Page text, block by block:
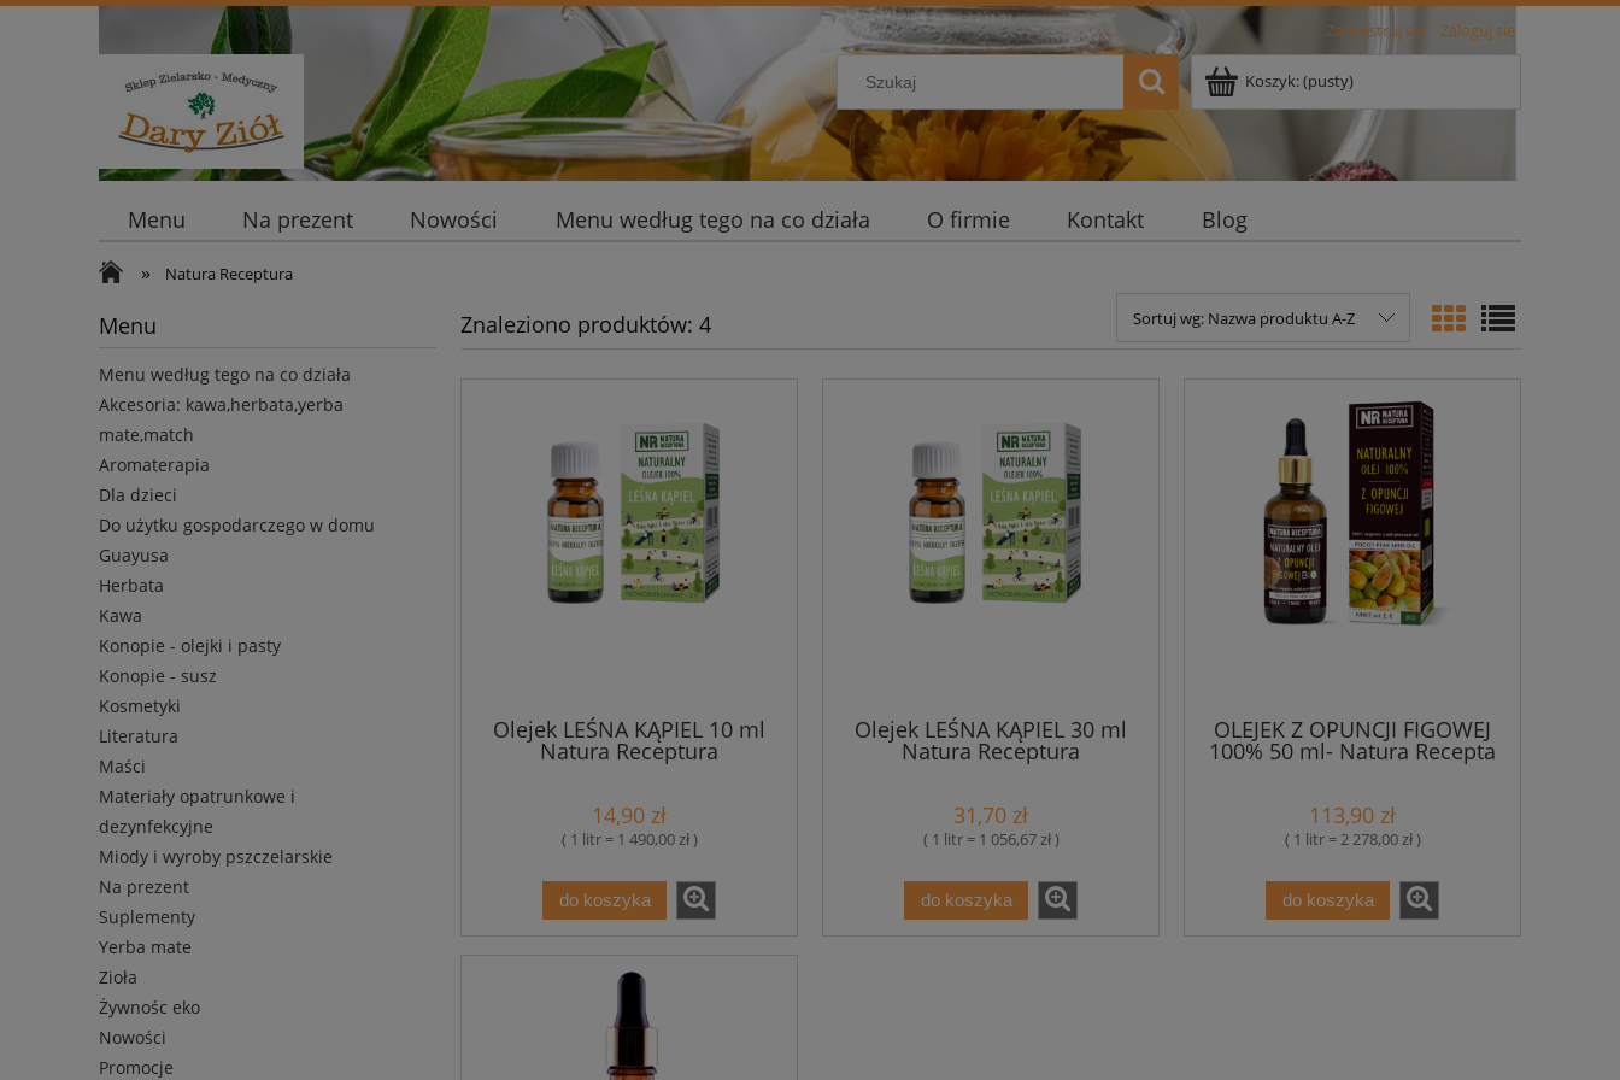
Zarejestruj się Zaloguj się
Koszyk:(pusty)
Menu Na prezent Nowości Menu według tego na co działa O firmie Kontakt Blog
» Natura Receptura
Menu
Menu według tego na co działa
Akcesoria: kawa,herbata,yerba
mate,match
Aromaterapia
Dla dzieci
Do użytku gospodarczego w domu
Guayusa
Herbata
Kawa
Konopie - olejki i pasty
Konopie - susz
Kosmetyki
Literatura
Maści
Materiały opatrunkowe i
dezynfekcyjne
Miody i wyroby pszczelarskie
Na prezent
Suplementy
Yerba mate
Zioła
Żywnośc eko
Nowości
Promocje
Znaleziono produktów: 4 Sortuj wg: Nazwa produktu A-Z
Olejek LEŚNA KĄPIEL 10 ml
Natura Receptura
14,90 zł
( 1 litr = 1 490,00 zł )
do koszyka
Olejek LEŚNA KĄPIEL 30 ml
Natura Receptura
31,70 zł
( 1 litr = 1 056,67 zł )
do koszyka
OLEJEK Z OPUNCJI FIGOWEJ
100% 50 ml- Natura Recepta
113,90 zł
( 1 litr = 2 278,00 zł )
do koszyka